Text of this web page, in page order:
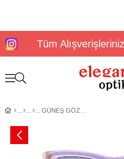
Tüm
GÜNEŞ GÖZLÜĞÜ DOLCE&GABBANA DG61715433531A